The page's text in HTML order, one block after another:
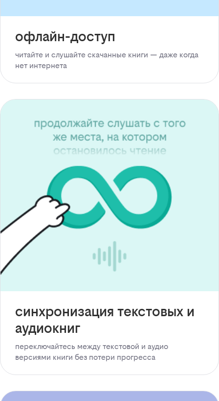
офлайн-доступ
читайте и слушайте скачанные книги — даже когда
нет интернета
синхронизация текстовых и
аудиокниг
переключайтесь между текстовой и аудио
версиями книги без потери прогресса